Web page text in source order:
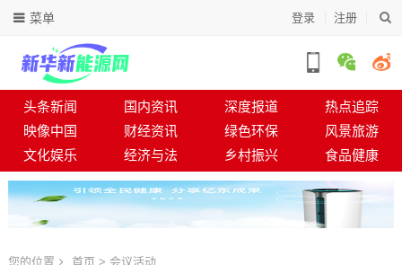
登录 注册
菜单
头条新闻 国内资讯 深度报道
热点追踪
映像中国
财经资讯 绿色环保
风景旅游
文化娱乐
经济与法 乡村振兴 食品健康
您的位置 首页 > 会议活动